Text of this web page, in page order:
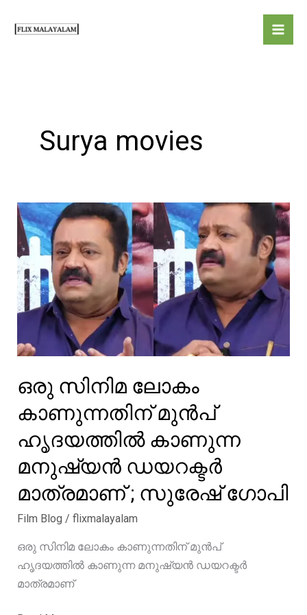
Surya movies
ഒരു സിനിമ ലോകം
കാണുന്നതിന് മുൻപ്
ഹൃദയത്തിൽ കാണുന്ന
മനുഷ്യൻ ഡയറക്ടർ
മാത്രമാണ് ; സുരേഷ് ഗോപി
Film Blog / flixmalayalam
ഒരു സിനിമ ലോകം കാണുന്നതിന് മുൻപ്
ഹൃദയത്തിൽ കാണുന്ന മനുഷ്യൻ ഡയറക്ടർ
മാത്രമാണ്